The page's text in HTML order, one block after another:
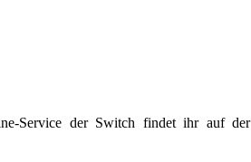
Service der Switch findet ihr auf der